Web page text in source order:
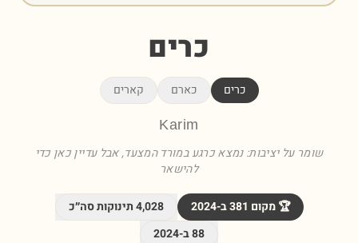
כרים
כרים כארם קארים
Karim
שומר על יציבות: נמצא כרגע במורד המצעד, אבל עדיין כאן כדי
להישאר
🏆 מקום 381ב-2024
4,028תינוקות סה״כ
88ב-2024